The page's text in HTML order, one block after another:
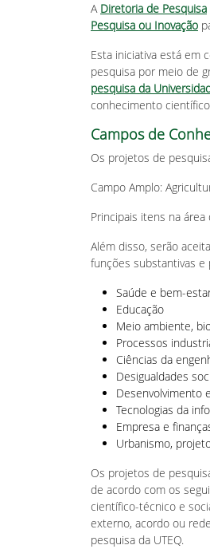
A Diretoria de Pesquisa
Pesquisa ou Inovação
Esta iniciativa está em
pesquisa por meio de
pesquisa da
conhecimento
Campos de
Os projetos de
Campo Amplo:
Principais itens na
Além disso, serão
funções substantivas e
Saúde e bem-
Educação
Meio ambiente,
Processos
Ciências da
Desigualdades
Desenvolvimento
Tecnologias da
Empresa e
Urbanismo,
Os projetos de
de acordo com os
científico-técnico e
externo, acordo ou
pesquisa da UTEQ.